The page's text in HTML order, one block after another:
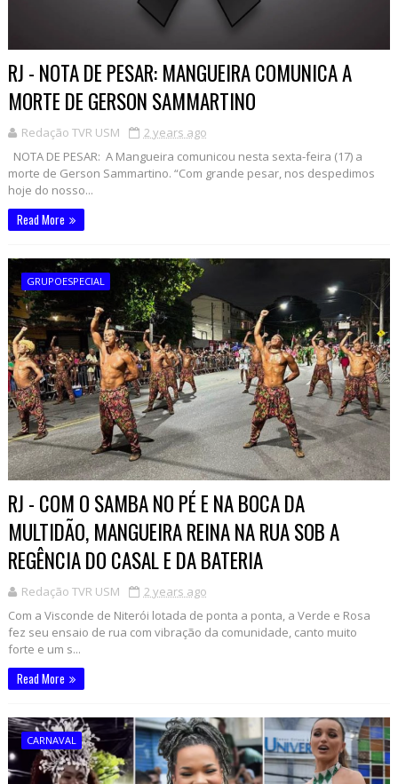
RJ - NOTA DE PESAR: MANGUEIRA COMUNICA A
MORTE DE GERSON SAMMARTINO
Redação TVR USM
2 years ago
NOTA DE PESAR: A Mangueira comunicou nesta sexta-feira (17) a
morte de Gerson Sammartino. “Com grande pesar, nos despedimos
hoje do nosso...
Read More
GRUPOESPECIAL
RJ - COM O SAMBA NO PÉ E NA BOCA DA
MULTIDÃO, MANGUEIRA REINA NA RUA SOB A
REGÊNCIA DO CASAL E DA BATERIA
Redação TVR USM
2 years ago
Com a Visconde de Niterói lotada de ponta a ponta, a Verde e Rosa
fez seu ensaio de rua com vibração da comunidade, canto muito
forte e um s...
Read More
CARNAVAL